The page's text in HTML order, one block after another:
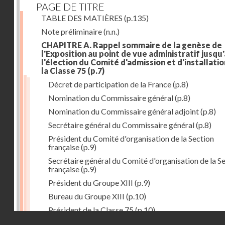
PAGE DE TITRE
TABLE DES MATIÈRES (p.135)
Note préliminaire(n.n.)
CHAPITRE A. Rappel sommaire de la genèse de
l'Exposition au point de vue administratif
l'élection du Comité d'admission et
la Classe 75 (p.7)
Décret de participation de la France(p.8)
Nomination du Commissaire général(p.8)
Nomination du Commissaire général adjoint(p.8)
Secrétaire général du Commissaire général(p.8)
Président du Comité d'organisation de la Section
française(p.9)
Secrétaire général du Comité d'organisation de la
française(p.9)
Président du Groupe XIII (p.9)
Bureau du Groupe XIII (p.10)
Président de la Classe 75(p.10)